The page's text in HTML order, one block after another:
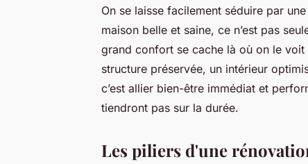
On se laisse facilement séduire par
maison belle et saine, ce n’est pas
grand confort se cache là où on le
structure préservée, un intérieur
c’est allier bien-être immédiat et
tiendront pas sur la durée.
Les piliers d'une